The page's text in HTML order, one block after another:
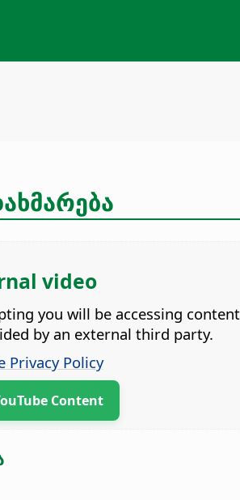
video
you will be accessing
by an external third party.
Privacy Policy
Content